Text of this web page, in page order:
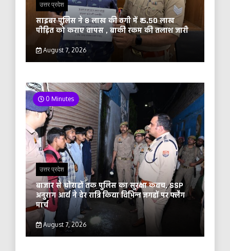
उत्तर प्रदेश
साइबर पुलिस ने 8 लाख की ठगी में ₹ 5.50 लाख
पीड़ित को कराए वापस , बाकी रकम की तलाश जारी
August 7, 2026
0 Minutes
उत्तर प्रदेश
बाजार से चौराहों तक पुलिस का सुरक्षा कवच, SSP
अनुराग आर्य ने देर रात्रि किया विभिन्न जगहों पर फ्लैग
मार्च
August 7, 2026